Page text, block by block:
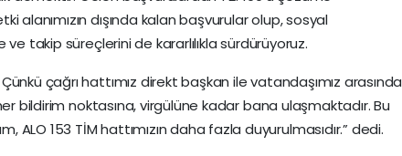
alanımızın dışında kalan başvurular olup, sosyal
ve takip süreçlerini de kararlılıkla sürdürüyoruz.
çağrı hattımız direkt başkan ile vatandaşımız arasında
bildirim noktasına, virgülüne kadar bana ulaşmaktadır. Bu
153 TİM hattımızın daha fazla duyurulmasıdır.” dedi.